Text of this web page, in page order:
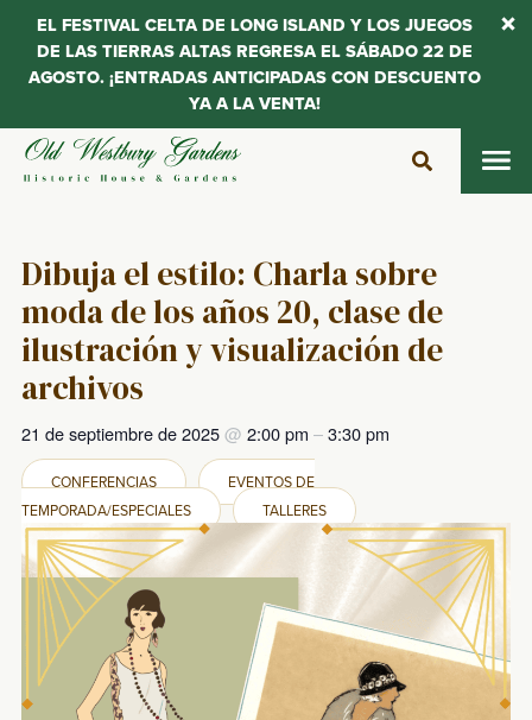
Saltar
Dibuja el estilo: Charla sobre
moda de los años 20, clase de
ilustración y visualización de
archivos
21 de septiembre de 2025@ 2:00 pm –3:30 pm
CONFERENCIAS
EVENTOS DE
TEMPORADA/ESPECIALES
TALLERES
EL FESTIVAL CELTA DE LONG ISLAND Y LOS JUEGOS
DE LAS TIERRAS ALTAS REGRESA EL SÁBADO 22 DE
AGOSTO. ¡ENTRADAS ANTICIPADAS CON DESCUENTO
YA A LA VENTA!